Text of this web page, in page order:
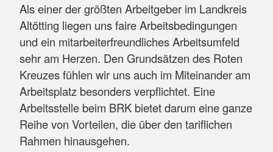
Als einer der größten Arbeitgeber im Landkreis
Altötting liegen uns faire Arbeitsbedingungen
und ein mitarbeiterfreundliches Arbeitsumfeld
sehr am Herzen. Den Grundsätzen des Roten
Kreuzes fühlen wir uns auch im Miteinander am
Arbeitsplatz besonders verpflichtet. Eine
Arbeitsstelle beim BRK bietet darum eine ganze
Reihe von Vorteilen, die über den tariflichen
Rahmen hinausgehen.